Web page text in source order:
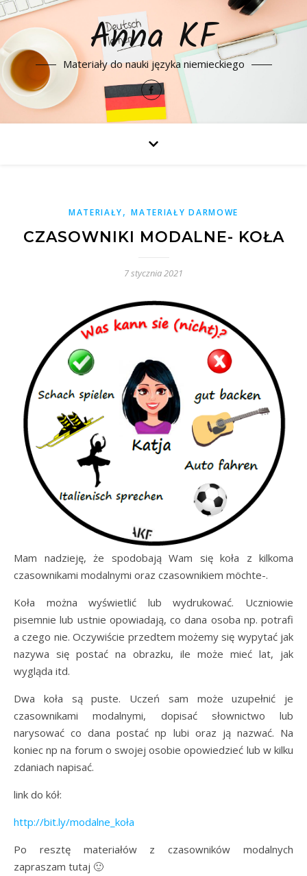
Anna KF
Materiały do nauki języka niemieckiego
MATERIAŁY,MATERIAŁY DARMOWE
CZASOWNIKI MODALNE- KOŁA
7 stycznia 2021
Mam nadzieję, że spodobają Wam się koła z kilkoma
czasownikami modalnymi oraz czasownikiem möchte-.
Koła można wyświetlić lub wydrukować. Uczniowie
pisemnie lub ustnie opowiadają, co dana osoba np. potrafi
a czego nie. Oczywiście przedtem możemy się wypytać jak
nazywa się postać na obrazku, ile może mieć lat, jak
wygląda itd.
Dwa koła są puste. Uczeń sam może uzupełnić je
czasownikami modalnymi, dopisać słownictwo lub
narysować co dana postać np lubi oraz ją nazwać. Na
koniec np na forum o swojej osobie opowiedzieć lub w kilku
zdaniach napisać.
link do kół:
http://bit.ly/modalne_koła
Po resztę materiałów z czasowników modalnych
zapraszam tutaj 🙂